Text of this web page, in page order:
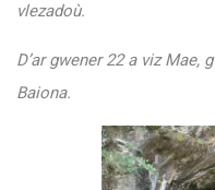
vlezadoù.
D’ar gwener 22 a viz
Baiona.